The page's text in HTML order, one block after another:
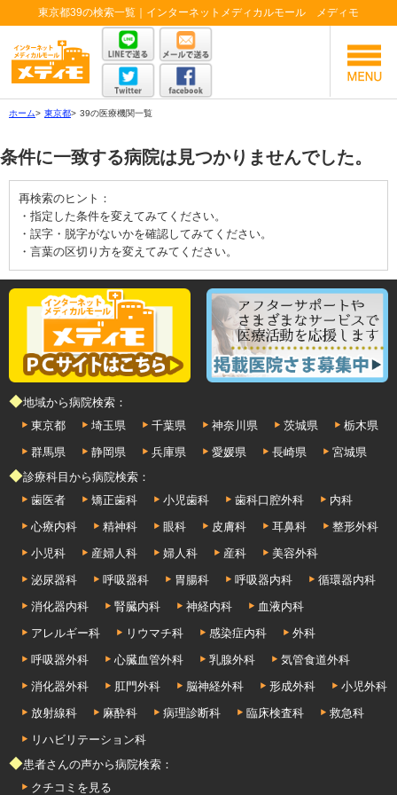
東京都39の検索一覧｜インターネットメディカルモール メディモ
ホーム> 東京都> 39の医療機関一覧
条件に一致する病院は見つかりませんでした。
再検索のヒント：
・指定した条件を変えてみてください。
・誤字・脱字がないかを確認してみてください。
・言葉の区切り方を変えてみてください。
◆地域から病院検索：
東京都
埼玉県 千葉県 神奈川県 茨城県
栃木県
群馬県
静岡県 兵庫県 愛媛県 長崎県
宮城県
◆診療科目から病院検索：
歯医者
矯正歯科 小児歯科 歯科口腔外科
内科
心療内科
精神科 眼科 皮膚科 耳鼻科
整形外科
小児科
産婦人科 婦人科 産科
美容外科
泌尿器科
呼吸器科 胃腸科 呼吸器内科
循環器内科
消化器内科
腎臓内科 神経内科
血液内科
アレルギー科
リウマチ科 感染症内科
外科
呼吸器外科
心臓血管外科 乳腺外科
気管食道外科
消化器外科
肛門外科 脳神経外科 形成外科
小児外科
放射線科
麻酔科 病理診断科 臨床検査科
救急科
リハビリテーション科
◆患者さんの声から病院検索：
クチコミを見る